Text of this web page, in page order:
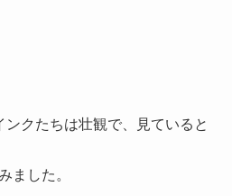
クたちは壮観で、見ていると
ました。